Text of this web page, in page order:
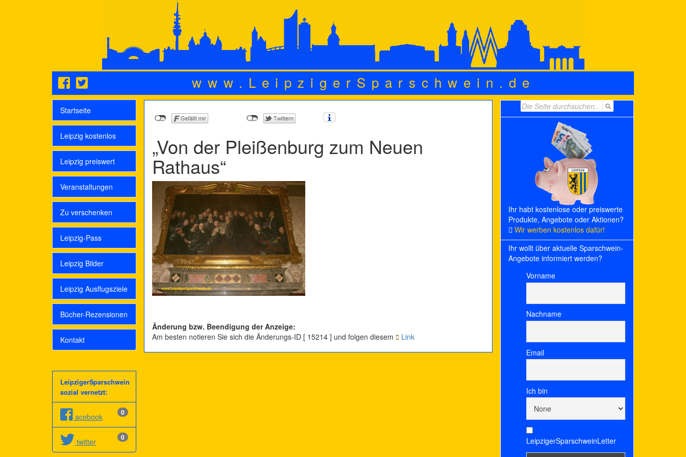
www.LeipzigerSparschwein.de
Startseite
Leipzig kostenlos
Leipzig preiswert
Veranstaltungen
Zu verschenken
Leipzig-Pass
Leipzig Bilder
Leipzig Ausflugsziele
Bücher-Rezensionen
Kontakt
LeipzigerSparschwein
sozial vernetzt:
0
acebook
0
twitter
„Von der Pleißenburg zum Neuen
Rathaus“
Änderung bzw. Beendigung der Anzeige:
Am besten notieren Sie sich die Änderungs-ID [ 15214 ] und folgen diesem
Link
Search
for:
Ihr habt kostenlose oder preiswerte
Produkte, Angebote oder Aktionen?
Wir werben kostenlos dafür!
Ihr wollt über aktuelle Sparschwein-
Angebote informiert werden?
Vorname
Nachname
Email
Ich bin
LeipzigerSparschweinLetter